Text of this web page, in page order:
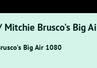
Mitchie Brusco's Big
Big Air 1080